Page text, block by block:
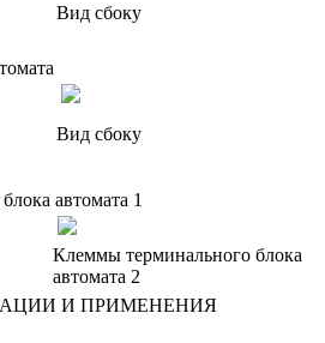
Вид сбоку
Вид сбоку
автомата 1
Клеммы терминального блока
автомата 2
И ПРИМЕНЕНИЯ